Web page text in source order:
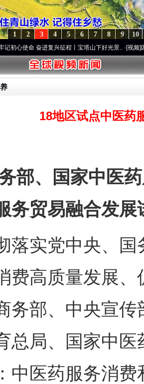
10
9
8
7
6
5
4
3
2
1
奋进复兴征程丨宝塔山下好光景..·[视频]因党而生
18地区试点中医药
、国家中医药
务贸易融合发展
实党中央、国
费高质量发展
务部、中央宣
总局、国家中
中医药服务消费